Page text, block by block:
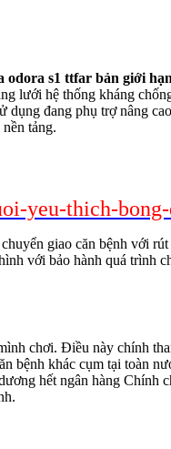
odora s1 ttfar bản giới hạn
lưới hệ thống kháng
dụng đang phụ trợ nâng
tảng.
yeu-thich-
giao căn bệnh với
với bảo hành quá trình
chơi. Điều này chính
bệnh khác cụm tại toàn
hết ngân hàng Chính